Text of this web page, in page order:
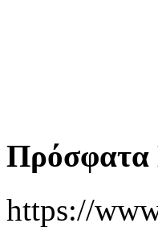
Πρόσφατα
https://